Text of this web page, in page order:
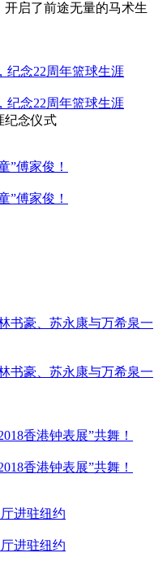
启了前途无量的马术生
纪念22周年篮球生涯
纪念22周年篮球生涯
纪念仪式
”傅家俊！
”傅家俊！
书豪、苏永康与万希泉一
书豪、苏永康与万希泉一
香港钟表展”共舞！
香港钟表展”共舞！
进驻纽约
进驻纽约